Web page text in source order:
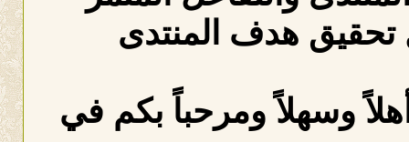
هدف المنتدى
وسهلاً ومرحباً بكم في